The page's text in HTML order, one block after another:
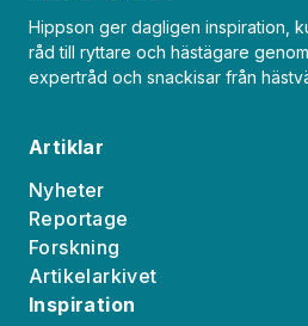
Hippson ger dagligen inspiration,
råd till ryttare och hästägare
expertråd och snackisar från
Artiklar
Nyheter
Reportage
Forskning
Artikelarkivet
Inspiration